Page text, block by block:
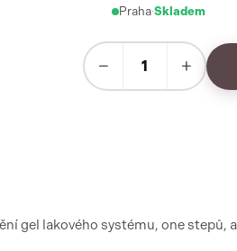
Praha·Skladem
− +
gel lakového systému, one stepů,